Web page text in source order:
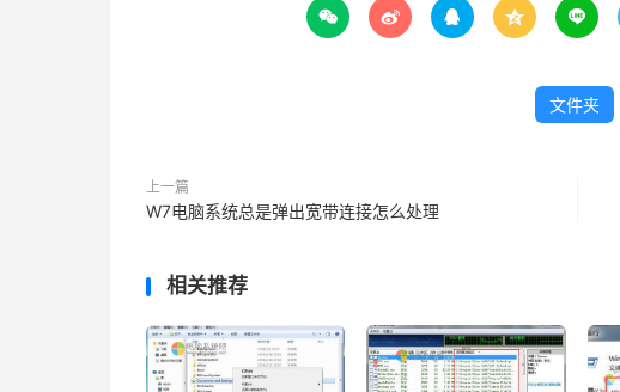
    
文件夹
上一篇
W7电脑系统总是弹出宽带连接怎么处理
相关推荐